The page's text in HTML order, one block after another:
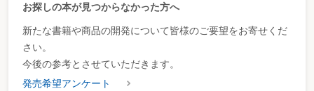
お探しの本が見つからなかった方へ
新たな書籍や商品の開発について皆様のご要望をお寄せくだ
さい。
今後の参考とさせていただきます。
発売希望アンケート